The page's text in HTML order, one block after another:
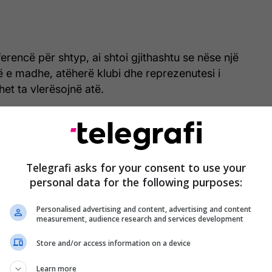
për shtyp, ai shtoi gjithashtu se nëse një
e madhe, atëherë klubi dhe reprezenutesi i
ta vlerësojnë atë.
Del në pah plani i Napolit
për t’i mbajtur larg
gjigantët evropianë nga
Osimhen
Laurentiis u takua me agjentin Roberto Calenda
Telegrafi asks for your consent to use your
personal data for the following purposes:
Personalised advertising and content, advertising and content
measurement, audience research and services development
Store and/or access information on a device
Learn more